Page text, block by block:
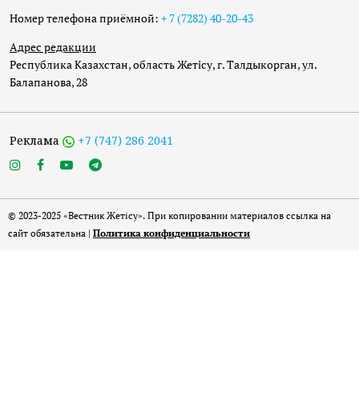
Номер телефона приёмной: + 7 (7282) 40-20-43
Адрес редакции
Республика Казахстан, область Жетісу, г. Талдыкорган, ул.
Балапанова, 28
Реклама +7 (747) 286 2041
© 2023-2025 «Вестник Жетісу». При копировании материалов ссылка на
сайт обязательна | Политика конфиденциальности